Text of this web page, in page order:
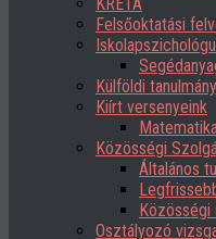
Felsőoktatási
Külföldi
Kiírt versenyeink
Közösségi
Általános
Közösségi
Osztályozó